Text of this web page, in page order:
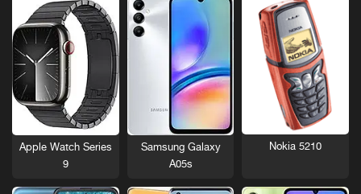
Nokia 5210
Samsung Galaxy
A05s
Apple Watch Series
9